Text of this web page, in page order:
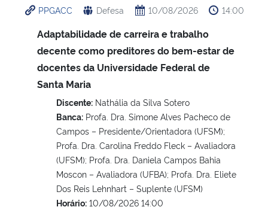
Ministério da Cidadania
Ministério da Saúde
Ministério de Minas e Energia
Ministério da Ciência, Tecnologia, Inovações e Comunicações
Ministério do Meio Ambiente
Ministério do Desenvolvimento Regional
PPGACC Defesa 10/08/2026 14:00
Adaptabilidade de carreira e trabalho
decente como preditores do bem-estar de
docentes da Universidade Federal de
Santa Maria
Discente: Nathália da Silva Sotero
Banca: Profa. Dra. Simone Alves Pacheco de
Campos – Presidente/Orientadora (UFSM);
Profa. Dra. Carolina Freddo Fleck – Avaliadora
(UFSM); Profa. Dra. Daniela Campos Bahia
Moscon – Avaliadora (UFBA); Profa. Dra. Eliete
Dos Reis Lehnhart – Suplente (UFSM)
Horário: 10/08/2026 14:00